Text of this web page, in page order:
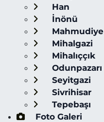
Han
İnönü
Mahmudiye
Mihalgazi
Mihalıççık
Odunpazarı
Seyitgazi
Sivrihisar
Tepebaşı
Foto Galeri